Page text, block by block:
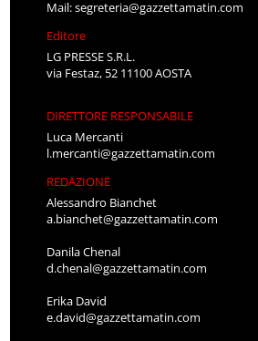
Mail:segreteria@gazzettamatin.com
Editore
LG PRESSE S.R.L.
via Festaz, 52 11100 AOSTA
DIRETTORE RESPONSABILE
Luca Mercanti
l.mercanti@gazzettamatin.com
REDAZIONE
Alessandro Bianchet
a.bianchet@gazzettamatin.com
Danila Chenal
d.chenal@gazzettamatin.com
Erika David
e.david@gazzettamatin.com